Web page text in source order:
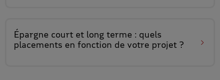
Épargne court et long terme : quels
placements en fonction de votre projet ?